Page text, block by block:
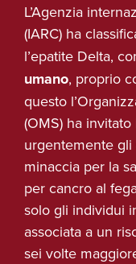
L’Agenzia
(IARC) ha
l’epatite Delta,
umano, proprio
questo
(OMS) ha
urgentemente
minaccia per la
per cancro al
solo gli individui
associata a un
sei volte